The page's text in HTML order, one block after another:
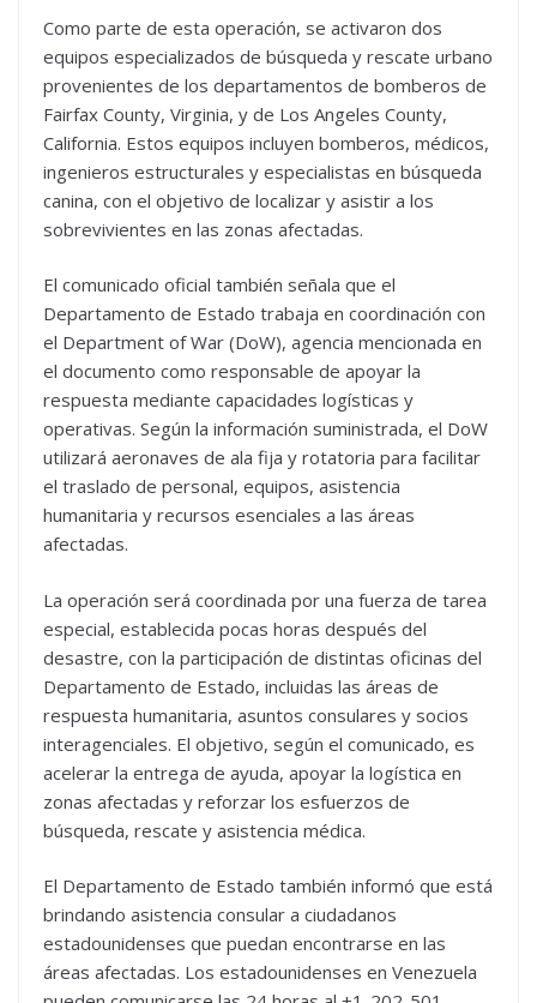
Como parte de esta operación, se activaron dos
equipos especializados de búsqueda y rescate urbano
provenientes de los departamentos de bomberos de
Fairfax County, Virginia, y de Los Angeles County,
California. Estos equipos incluyen bomberos, médicos,
ingenieros estructurales y especialistas en búsqueda
canina, con el objetivo de localizar y asistir a los
sobrevivientes en las zonas afectadas.
El comunicado oficial también señala que el
Departamento de Estado trabaja en coordinación con
el Department of War (DoW), agencia mencionada en
el documento como responsable de apoyar la
respuesta mediante capacidades logísticas y
operativas. Según la información suministrada, el DoW
utilizará aeronaves de ala fija y rotatoria para facilitar
el traslado de personal, equipos, asistencia
humanitaria y recursos esenciales a las áreas
afectadas.
La operación será coordinada por una fuerza de tarea
especial, establecida pocas horas después del
desastre, con la participación de distintas oficinas del
Departamento de Estado, incluidas las áreas de
respuesta humanitaria, asuntos consulares y socios
interagenciales. El objetivo, según el comunicado, es
acelerar la entrega de ayuda, apoyar la logística en
zonas afectadas y reforzar los esfuerzos de
búsqueda, rescate y asistencia médica.
El Departamento de Estado también informó que está
brindando asistencia consular a ciudadanos
estadounidenses que puedan encontrarse en las
áreas afectadas. Los estadounidenses en Venezuela